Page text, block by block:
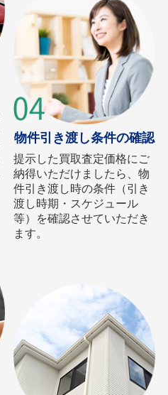
物件引き渡し条件の確認
提示した買取査定価格にご
納得いただけましたら、物
件引き渡し時の条件（引き
渡し時期・スケジュール
等）を確認させていただき
ます。